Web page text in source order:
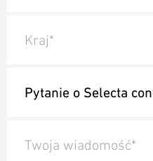
Kraj*
Twoja wiadomość*